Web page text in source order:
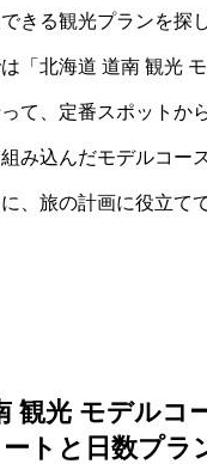
きる観光プランを探
「北海道 道南 観光
て、定番スポットか
み込んだモデルコー
、旅の計画に役立て
観光 モデルコ
ートと日数プラ